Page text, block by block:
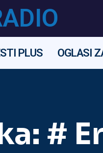
PLUS OGLASI
#